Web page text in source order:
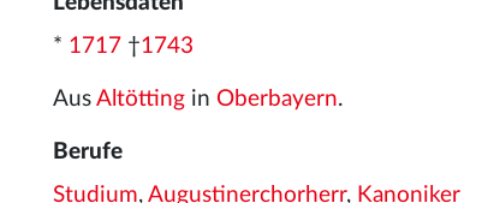
* 1717 †1743
Aus Altötting in Oberbayern.
Berufe
Studium, Augustinerchorherr, Kanoniker